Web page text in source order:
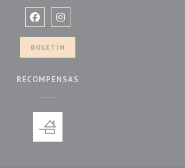
Facebook ((abre en una nueva
Instagram ((abre en una
BOLETÍN
RECOMPENSAS